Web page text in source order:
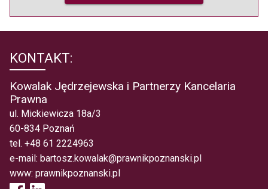
KONTAKT:
Kowalak Jędrzejewska i Partnerzy Kancelaria
Prawna
ul. Mickiewicza 18a/3
60-834 Poznań
tel. +48 61 2224963
e-mail: bartosz.kowalak@prawnikpoznanski.pl
www: prawnikpoznanski.pl